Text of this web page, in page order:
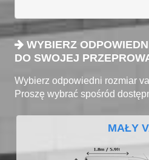
WYBIERZ
DO SWOJEJ
Wybierz odpowiedni rozmiar
Proszę wybrać spośród
MAŁY